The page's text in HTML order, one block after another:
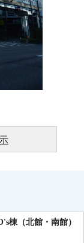
棟（北館・南館）